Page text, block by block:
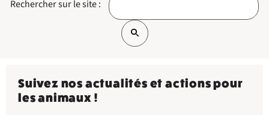
Rechercher sur le site :
Suivez nos actualités et actions pour
les animaux !